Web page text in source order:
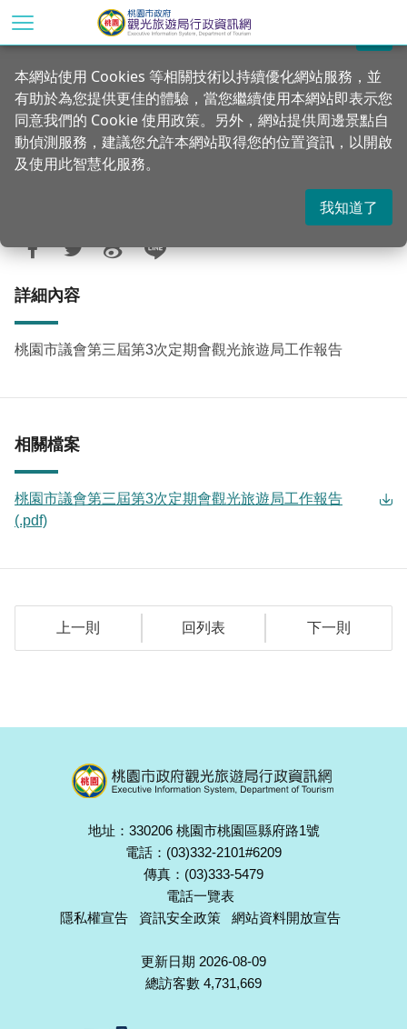
到
首頁 資訊公開 施政成果
桃園市議會第三屆第3次定期會觀光旅遊局
工作報告
2027
詳細內容
桃園市議會第三屆第3次定期會觀光旅遊局工作報告
相關檔案
桃園市議會第三屆第3次定期會觀光旅遊局工作報告
(.pdf)
上一則 回列表 下一則
關閉
本網站使用 Cookies 等相關技術以持續優化網站服務，並
有助於為您提供更佳的體驗，當您繼續使用本網站即表示您
同意我們的 Cookie 使用政策。另外，網站提供周邊景點自
動偵測服務，建議您允許本網站取得您的位置資訊，以開啟
及使用此智慧化服務。
我知道了
地址：330206 桃園市桃園區縣府路1號
電話：(03)332-2101#6209
傳真：(03)333-5479
電話一覽表
隱私權宣告
資訊安全政策 網站資料開放宣告
更新日期 2026-08-09
總訪客數 4,731,669